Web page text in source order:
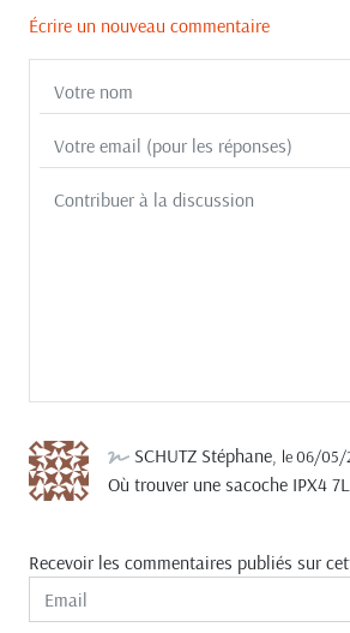
Écrire un nouveau commentaire
SCHUTZ Stéphane, le 06/05/
Où trouver une sacoche IPX4
Recevoir les commentaires publiés sur